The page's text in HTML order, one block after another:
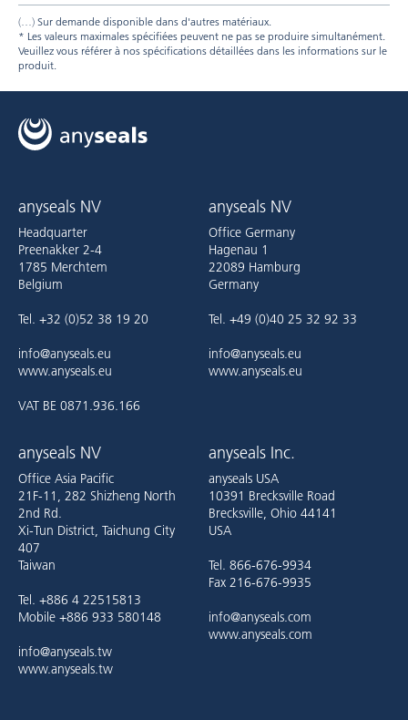
Sur demande disponible dans d'autres matériaux.
* Les valeurs maximales spécifiées peuvent ne pas se produire simultanément.
Veuillez vous référer à nos spécifications détaillées dans les informations sur le
produit.
anyseals NV
Headquarter
Preenakker 2-4
1785 Merchtem
Belgium
Tel. +32 (0)52 38 19 20
info@anyseals.eu
www.anyseals.eu
VAT BE 0871.936.166
anyseals NV
Office Germany
Hagenau 1
22089 Hamburg
Germany
Tel. +49 (0)40 25 32 92 33
info@anyseals.eu
www.anyseals.eu
anyseals NV
Office Asia Pacific
21F-11, 282 Shizheng North
2nd Rd.
Xi-Tun District, Taichung City
407
Taiwan
Tel. +886 4 22515813
Mobile +886 933 580148
info@anyseals.tw
www.anyseals.tw
anyseals Inc.
anyseals USA
10391 Brecksville Road
Brecksville, Ohio 44141
USA
Tel. 866-676-9934
Fax 216-676-9935
info@anyseals.com
www.anyseals.com